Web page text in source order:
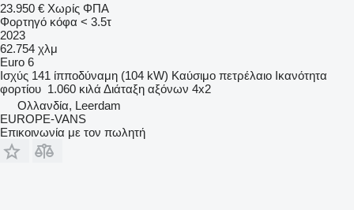
23.950 € Χωρίς ΦΠΑ
Φορτηγό κόφα < 3.5τ
2023
62.754 χλμ
Euro 6
Ισχύς 141 ίπποδύναμη (104 kW) Καύσιμο πετρέλαιο Ικανότητα
φορτίου 1.060 κιλά Διάταξη αξόνων 4x2
Ολλανδία, Leerdam
EUROPE-VANS
Επικοινωνία με τον πωλητή